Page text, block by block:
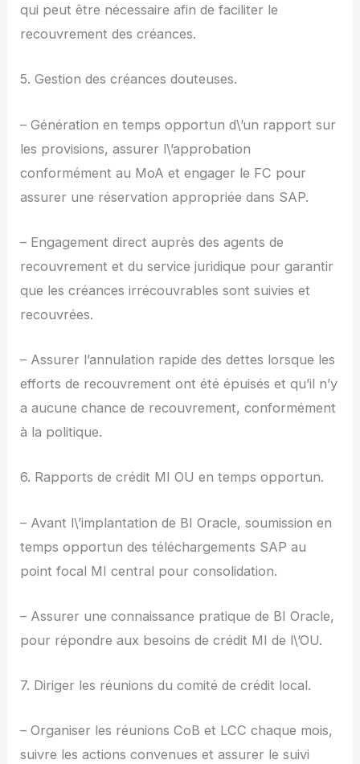
qui peut être nécessaire afin de faciliter le
recouvrement des créances.
5. Gestion des créances douteuses.
– Génération en temps opportun d\’un rapport sur
les provisions, assurer l\’approbation
conformément au MoA et engager le FC pour
assurer une réservation appropriée dans SAP.
– Engagement direct auprès des agents de
recouvrement et du service juridique pour garantir
que les créances irrécouvrables sont suivies et
recouvrées.
– Assurer l’annulation rapide des dettes lorsque les
efforts de recouvrement ont été épuisés et qu’il n’y
a aucune chance de recouvrement, conformément
à la politique.
6. Rapports de crédit MI OU en temps opportun.
– Avant l\’implantation de BI Oracle, soumission en
temps opportun des téléchargements SAP au
point focal MI central pour consolidation.
– Assurer une connaissance pratique de BI Oracle,
pour répondre aux besoins de crédit MI de l\’OU.
7. Diriger les réunions du comité de crédit local.
– Organiser les réunions CoB et LCC chaque mois,
suivre les actions convenues et assurer le suivi